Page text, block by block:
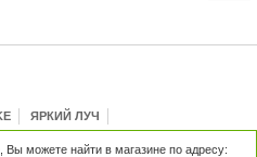
ЯРКИЙ ЛУЧ
Вы можете найти в магазине по адресу: